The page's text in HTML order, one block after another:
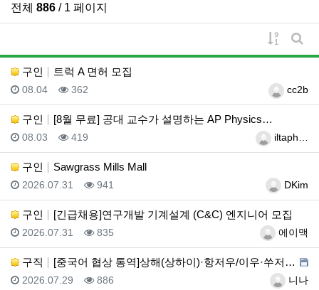
전체 886 / 1 페이지
게시물
게
구인
트럭 A 면허 모집
등록자cc2b
등록일
08.04 조회
362
구인 [8월 무료] 공대 교수가 설명하는 AP Physics…
등록자iltaph…
등록일
08.03 조회
419
구인 Sawgrass Mills Mall
등록자DKim
등록일
2026.07.31 조회
941
구인 [긴급채용]연구개발 기계설계 (C&C) 엔지니어 모집
등록자에이맥
등록일
2026.07.31 조회
835
구직 [중국어 협상 통역]상해(상하이)·항저우/이우·쑤저우 …
등록자니나
등록일
2026.07.29 조회
886